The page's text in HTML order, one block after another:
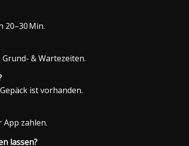
20–30 Min.
Grund- & Wartezeiten.
ist vorhanden.
App zahlen.
lassen?